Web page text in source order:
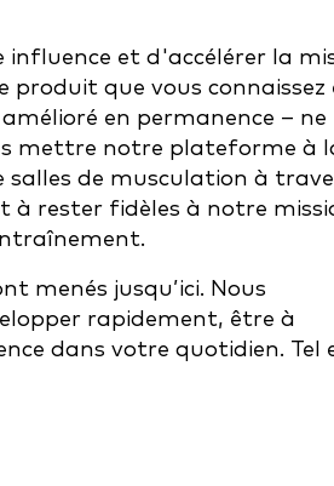
et d'accélérer la
produit que vous connaissez
en permanence – ne
mettre notre plateforme à
de musculation à
à rester fidèles à notre
menés jusqu’ici. Nous
rapidement, être à
dans votre quotidien. Tel